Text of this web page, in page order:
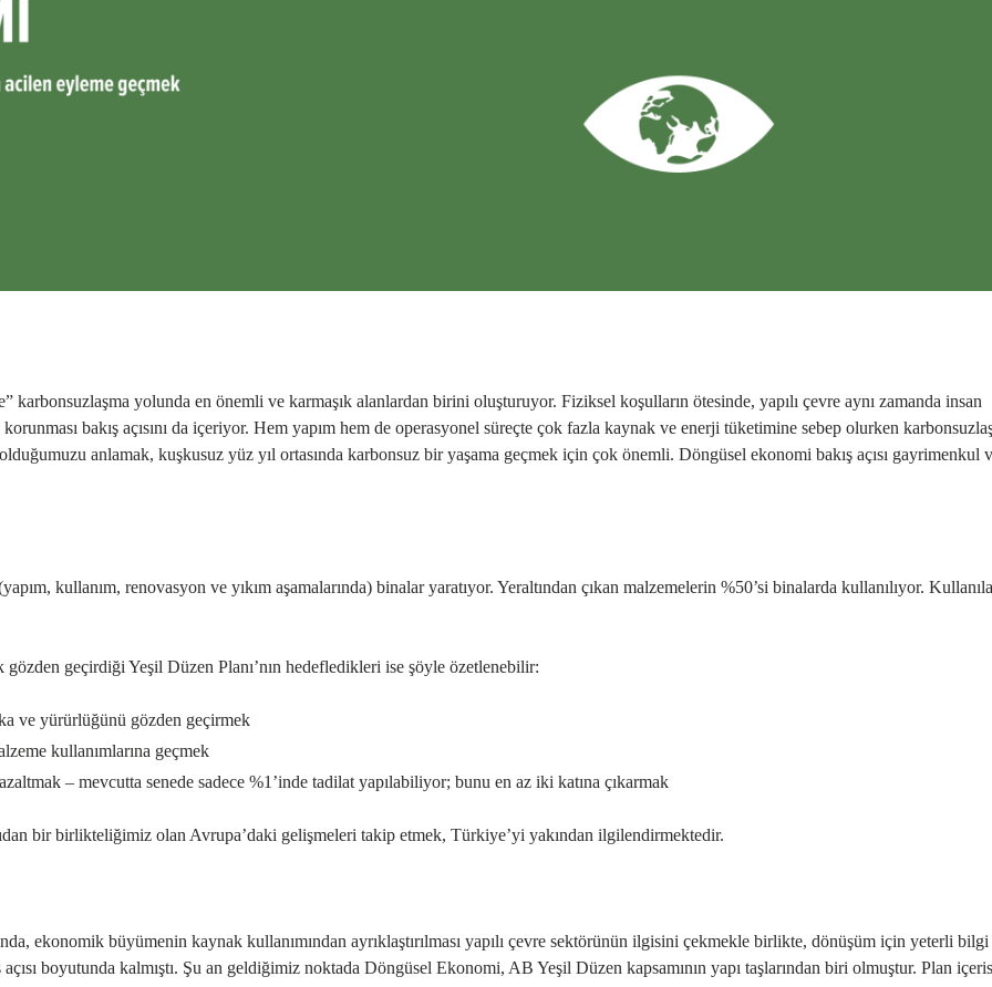
karbonsuzlaşma yolunda en önemli ve karmaşık alanlardan birini oluşturuyor. Fiziksel koşulların ötesinde, yapılı çevre aynı zamanda insan
bakış açısını da içeriyor. Hem yapım hem de operasyonel süreçte çok fazla kaynak ve enerji tüketimine sebep olurken
anlamak, kuşkusuz yüz yıl ortasında karbonsuz bir yaşama geçmek için çok önemli. Döngüsel ekonomi bakış açısı gayrimenkul
kullanım, renovasyon ve yıkım aşamalarında) binalar yaratıyor. Yeraltından çıkan malzemelerin %50’si binalarda kullanılıyor.
geçirdiği Yeşil Düzen Planı’nın hedefledikleri ise şöyle özetlenebilir:
ve yürürlüğünü gözden geçirmek
kullanımlarına geçmek
– mevcutta senede sadece %1’inde tadilat yapılabiliyor; bunu en az iki katına çıkarmak
bir birlikteliğimiz olan Avrupa’daki gelişmeleri takip etmek, Türkiye’yi yakından ilgilendirmektedir.
ekonomik büyümenin kaynak kullanımından ayrıklaştırılması yapılı çevre sektörünün ilgisini çekmekle birlikte, dönüşüm için yeterli bilgi
boyutunda kalmıştı. Şu an geldiğimiz noktada Döngüsel Ekonomi, AB Yeşil Düzen kapsamının yapı taşlarından biri olmuştur. Plan